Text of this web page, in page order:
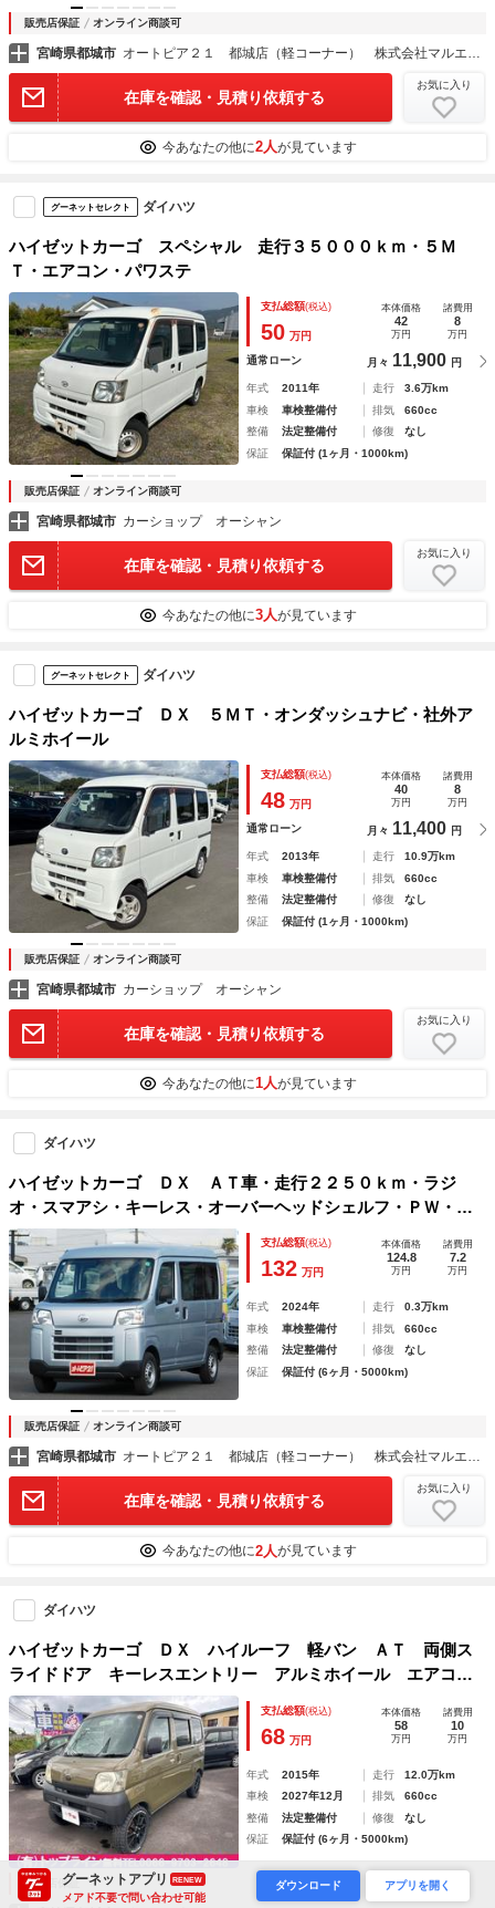
販売店保証 オンライン商談可
宮崎県都城市 オートピア２１ 都城店（軽コーナー） 株式会社マルエイ自動車
在庫を確認・見積り依頼する
お気に入り
今あなたの他に2人が見ています
グーネットセレクト ダイハツ
ハイゼットカーゴ スペシャル 走行３５０００ｋｍ・５Ｍ
Ｔ・エアコン・パワステ
支払総額(税込)
50 万円
本体価格
42
万円
諸費用
8
万円
通常ローン 月々 11,900 円
年式 2011年 走行
3.6万km
車検
車検整備付 排気
660cc
整備
法定整備付 修復
なし
保証
保証付 (1ヶ月・1000km)
販売店保証 オンライン商談可
宮崎県都城市 カーショップ オーシャン
在庫を確認・見積り依頼する
お気に入り
今あなたの他に3人が見ています
グーネットセレクト ダイハツ
ハイゼットカーゴ ＤＸ ５ＭＴ・オンダッシュナビ・社外ア
ルミホイール
支払総額(税込)
48 万円
本体価格
40
万円
諸費用
8
万円
通常ローン 月々 11,400 円
年式 2013年 走行
10.9万km
車検
車検整備付 排気
660cc
整備
法定整備付 修復
なし
保証
保証付 (1ヶ月・1000km)
販売店保証 オンライン商談可
宮崎県都城市 カーショップ オーシャン
在庫を確認・見積り依頼する
お気に入り
今あなたの他に1人が見ています
ダイハツ
ハイゼットカーゴ ＤＸ ＡＴ車・走行２２５０ｋｍ・ラジ
オ・スマアシ・キーレス・オーバーヘッドシェルフ・ＰＷ・ク
リアランスソナー
支払総額(税込)
132 万円
本体価格
124.8
万円
諸費用
7.2
万円
年式 2024年 走行
0.3万km
車検
車検整備付 排気
660cc
整備
法定整備付 修復
なし
保証
保証付 (6ヶ月・5000km)
販売店保証 オンライン商談可
宮崎県都城市 オートピア２１ 都城店（軽コーナー） 株式会社マルエイ自動車
在庫を確認・見積り依頼する
お気に入り
今あなたの他に2人が見ています
ダイハツ
ハイゼットカーゴ ＤＸ ハイルーフ 軽バン ＡＴ 両側ス
ライドドア キーレスエントリー アルミホイール エアコ
ン パワーウィンドウ 運転席エアバッグ 助手席エアバッグ
支払総額(税込)
68 万円
本体価格
58
万円
諸費用
10
万円
年式 2015年 走行
12.0万km
車検
2027年12月 排気
660cc
整備
法定整備付 修復
なし
保証
保証付 (6ヶ月・5000km)
販売店保証グーネットアプリ RENEW
メアド不要で問い合わせ可能
ダウンロード アプリを開く